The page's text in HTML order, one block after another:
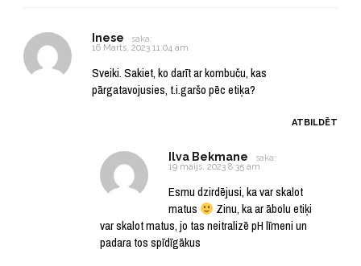
Inese
saka:
16 Marts, 2023 11:04 am
Sveiki. Sakiet, ko darīt ar kombuču, kas
pārgatavojusies, t.i.garšo pēc etiķa?
ATBILDĒT
Ilva Bekmane
saka:
19 maijs, 2023 8:35 am
Esmu dzirdējusi, ka var skalot
matus
Zinu, ka ar ābolu etiķi
var skalot matus, jo tas neitralizē pH līmeni un
padara tos spīdīgākus